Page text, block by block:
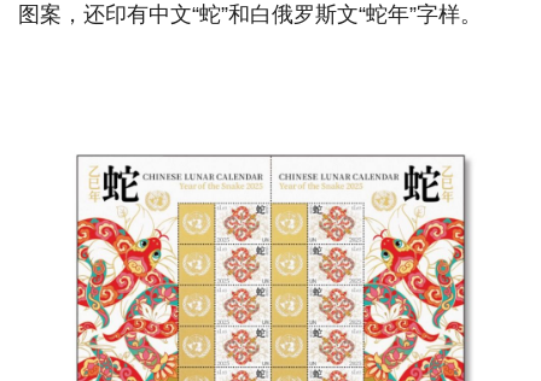
图案，还印有中文“蛇”和白俄罗斯文“蛇年”字样。